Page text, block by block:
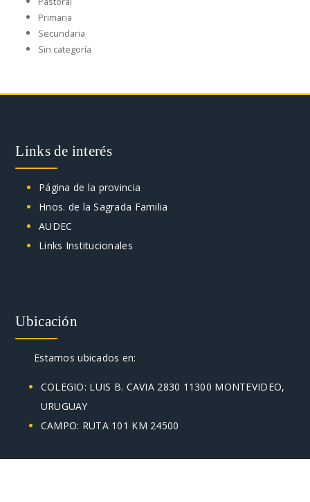
Primaria
Secundaria
Sin categoría
Links de interés
Página de la provincia
Hnos. de la Sagrada Familia
AUDEC
Links Institucionales
Ubicación
Estamos ubicados en:
COLEGIO: LUIS B. CAVIA 2830 11300 MONTEVIDEO,
URUGUAY
CAMPO: RUTA 101 KM 24500